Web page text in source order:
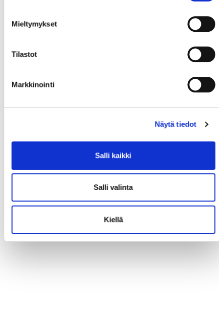
Mieltymykset
Tilastot
Markkinointi
Näytä tiedot
Salli kaikki
Salli valinta
Kiellä